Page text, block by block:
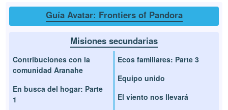
Guía Avatar: Frontiers of Pandora
Misiones secundarias
Contribuciones con la
comunidad Aranahe
En busca del hogar: Parte
1
Ecos familiares: Parte 3
Equipo unido
El viento nos llevará